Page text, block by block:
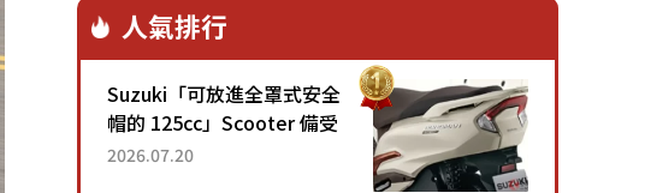
人氣排行
Suzuki「可放進全罩式安全
帽的 125cc」Scooter 備受
矚目！採用全新流線設計與
2026.07.20